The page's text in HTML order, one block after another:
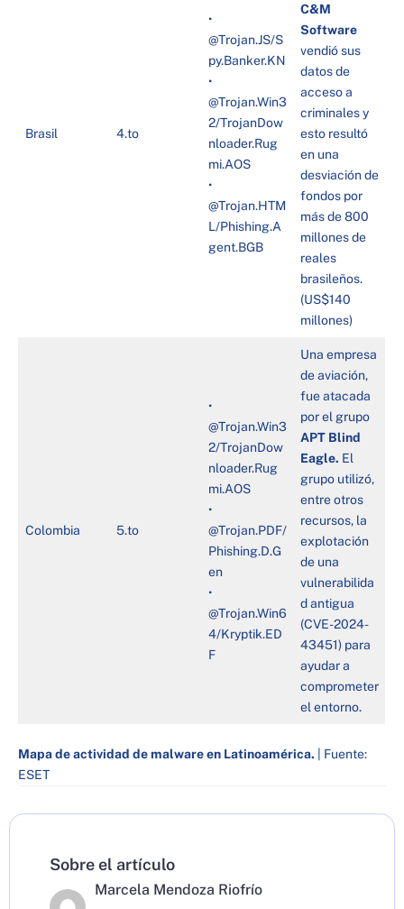
Brasil 4.to
•
@Trojan.JS/S
py.Banker.KN
•
@Trojan.Win3
2/TrojanDow
nloader.Rug
mi.AOS
•
@Trojan.HTM
L/Phishing.A
gent.BGB
C&M
Software
vendió sus
datos de
acceso a
criminales y
esto resultó
en una
desviación de
fondos por
más de 800
millones de
reales
brasileños.
(US$140
millones)
Colombia 5.to
•
@Trojan.Win3
2/TrojanDow
nloader.Rug
mi.AOS
•
@Trojan.PDF/
Phishing.D.G
en
•
@Trojan.Win6
4/Kryptik.ED
F
Una empresa
de aviación,
fue atacada
por el grupo
APT Blind
Eagle. El
grupo utilizó,
entre otros
recursos, la
explotación
de una
vulnerabilida
d antigua
(CVE-2024-
43451) para
ayudar a
comprometer
el entorno.
Mapa de actividad de malware en Latinoamérica. | Fuente:
ESET
Sobre el artículo
Marcela Mendoza Riofrío